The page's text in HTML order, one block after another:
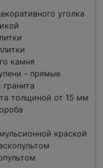
уголка
камня
- прямые
толщиной от 15 мм
краской